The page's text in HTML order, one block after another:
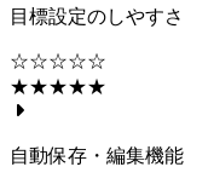
目標設定のしやすさ
☆☆☆☆☆
★★★★★
自動保存・編集機能